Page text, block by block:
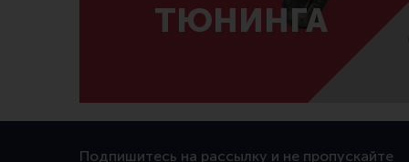
ТЮНИНГА
Подпишитесь на рассылку и не пропускайте